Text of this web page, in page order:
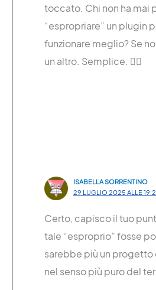
toccato. Chi non ha mai
“espropriare” un plugin
funzionare meglio? Se
un altro. Semplice. 🤷‍♂️
ISABELLA SORRENTINO
29 LUGLIO 2025 ALLE
Certo, capisco il tuo
tale “esproprio” fosse
sarebbe più un
nel senso più puro del